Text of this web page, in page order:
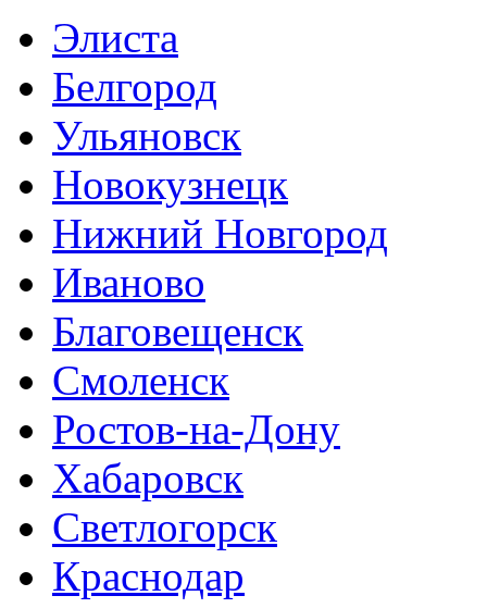
Элиста
Белгород
Ульяновск
Новокузнецк
Нижний Новгород
Иваново
Благовещенск
Смоленск
Ростов-на-Дону
Хабаровск
Светлогорск
Краснодар